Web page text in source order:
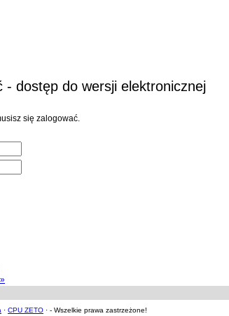
- dostęp do wersji elektronicznej
się zalogować.
· CPU ZETO · - Wszelkie prawa zastrzeżone!